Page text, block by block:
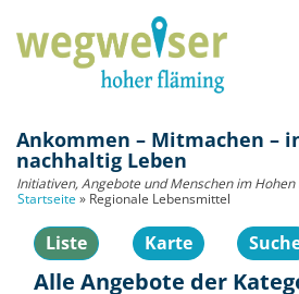
Ankommen – Mitmachen –
nachhaltig Leben
Initiativen, Angebote und Menschen im Hohen
Startseite » Regionale Lebensmittel
Liste Karte
Alle Angebote der